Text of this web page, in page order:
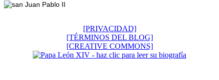
[PRIVACIDAD]
[TÉRMINOS DEL BLOG]
[CREATIVE COMMONS]